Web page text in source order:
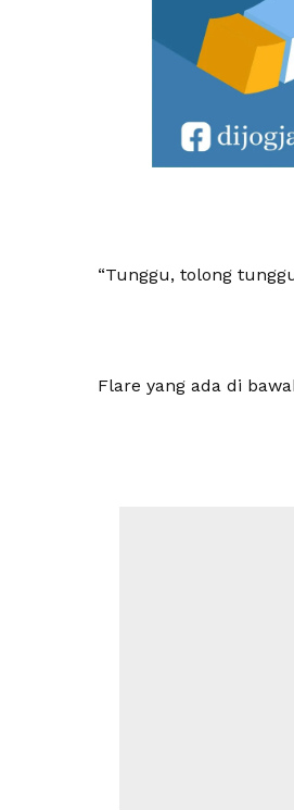
“Tunggu, tolong
Flare yang ada di